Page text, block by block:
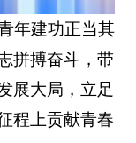
年建功正当其
拼搏奋斗，带
展大局，立足
程上贡献青春